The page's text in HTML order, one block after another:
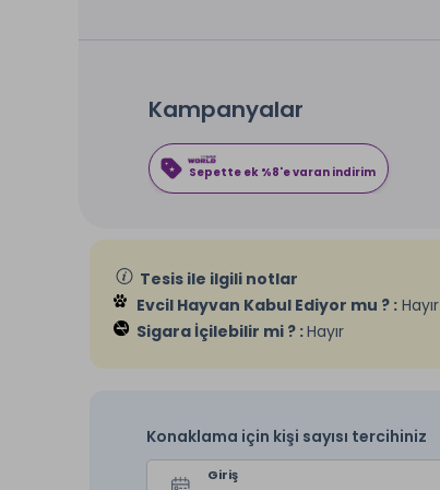
Kampanyalar
Sepette ek %8'e varan indirim
Tesis ile ilgili notlar
Evcil Hayvan Kabul Ediyor mu ? : Hayır
Sigara İçilebilir mi ? :Hayır
Konaklama için kişi sayısı tercihiniz
Giriş